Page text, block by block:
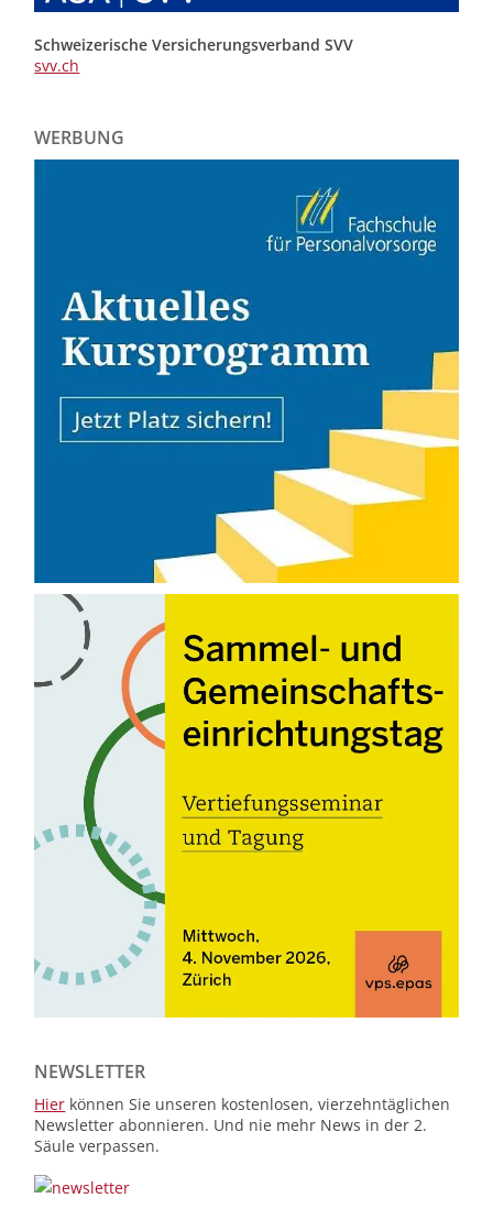
Schweizerische Versicherungsverband SVV
svv.ch
WERBUNG
NEWSLETTER
Hier können Sie unseren kostenlosen, vierzehntäglichen
Newsletter abonnieren. Und nie mehr News in der 2.
Säule verpassen.